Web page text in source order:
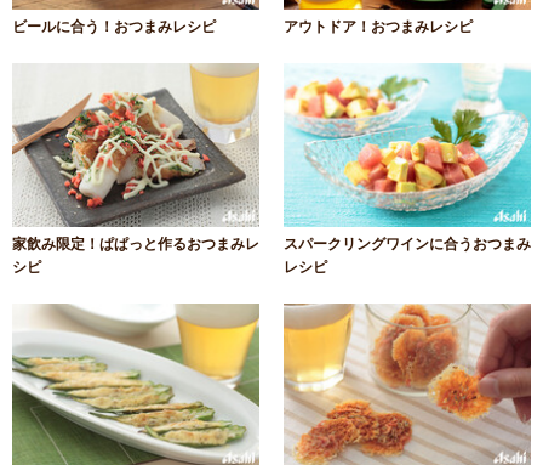
ビールに合う！おつまみレシピ アウトドア！おつまみレシピ
家飲み限定！ぱぱっと作るおつまみレ
シピ
スパークリングワインに合うおつまみ
レシピ